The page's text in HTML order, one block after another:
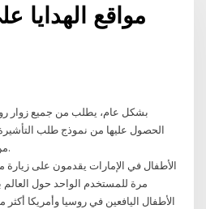
مواقع الهدايا
بشكل عام، يطلب من جميع زوار
الحصول عليها من نموذج طلب
من موقع وزارة الخارجية الروسية.
مرة للمستخدم الواحد حول العالم